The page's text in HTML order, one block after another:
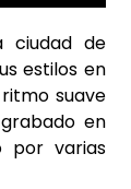
ciudad de
estilos en
suave
en
por varias